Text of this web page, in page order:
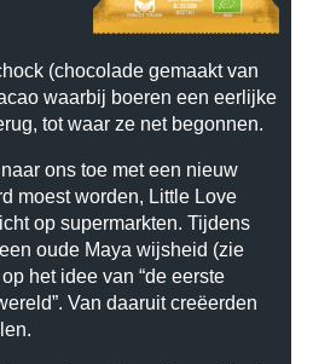
(chocolade gemaakt van
waarbij boeren een eerlijke
tot waar ze net begonnen.
ons toe met een nieuw
moest worden, Little Love
op supermarkten. Tijdens
oude Maya wijsheid (zie
het idee van “de eerste
Van daaruit creëerden